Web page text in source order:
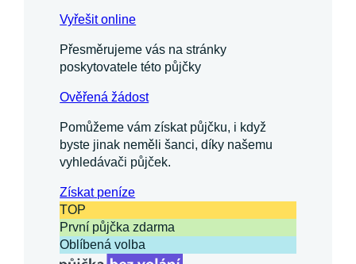
Vyřešit online
Přesměrujeme vás na stránky
poskytovatele této půjčky
Ověřená žádost
Pomůžeme vám získat půjčku, i když
byste jinak neměli šanci, díky našemu
vyhledávači půjček.
Získatpeníze
TOP
První půjčka zdarma
Oblíbená volba